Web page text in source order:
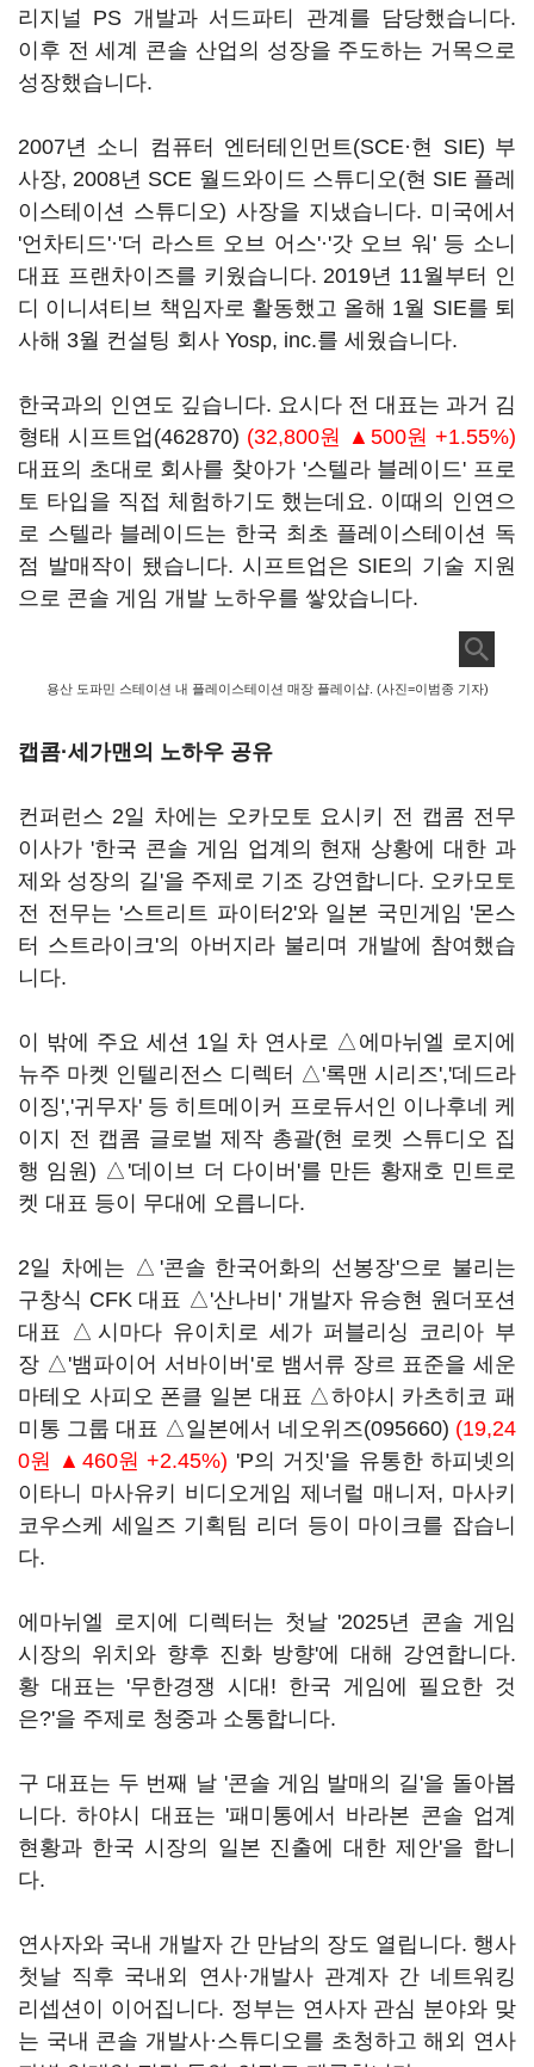
리지널 PS 개발과 서드파티 관계를 담당했습니다.
이후 전 세계 콘솔 산업의 성장을 주도하는 거목으로
성장했습니다.
2007년 소니 컴퓨터 엔터테인먼트(SCE·현 SIE) 부
사장, 2008년 SCE 월드와이드 스튜디오(현 SIE 플레
이스테이션 스튜디오) 사장을 지냈습니다. 미국에서
'언차티드'·'더 라스트 오브 어스'·'갓 오브 워' 등 소니
대표 프랜차이즈를 키웠습니다. 2019년 11월부터 인
디 이니셔티브 책임자로 활동했고 올해 1월 SIE를 퇴
사해 3월 컨설팅 회사 Yosp, inc.를 세웠습니다.
한국과의 인연도 깊습니다. 요시다 전 대표는 과거 김
형태 시프트업(462870) (32,800원 ▲500원 +1.55%)
대표의 초대로 회사를 찾아가 '스텔라 블레이드' 프로
토 타입을 직접 체험하기도 했는데요. 이때의 인연으
로 스텔라 블레이드는 한국 최초 플레이스테이션 독
점 발매작이 됐습니다. 시프트업은 SIE의 기술 지원
으로 콘솔 게임 개발 노하우를 쌓았습니다.
용산 도파민 스테이션 내 플레이스테이션 매장 플레이샵. (사진=이범종 기자)
캡콤·세가맨의 노하우 공유
컨퍼런스 2일 차에는 오카모토 요시키 전 캡콤 전무
이사가 '한국 콘솔 게임 업계의 현재 상황에 대한 과
제와 성장의 길'을 주제로 기조 강연합니다. 오카모토
전 전무는 '스트리트 파이터2'와 일본 국민게임 '몬스
터 스트라이크'의 아버지라 불리며 개발에 참여했습
니다.
이 밖에 주요 세션 1일 차 연사로 △에마뉘엘 로지에
뉴주 마켓 인텔리전스 디렉터 △'록맨 시리즈','데드라
이징','귀무자' 등 히트메이커 프로듀서인 이나후네 케
이지 전 캡콤 글로벌 제작 총괄(현 로켓 스튜디오 집
행 임원) △'데이브 더 다이버'를 만든 황재호 민트로
켓 대표 등이 무대에 오릅니다.
2일 차에는 △'콘솔 한국어화의 선봉장'으로 불리는
구창식 CFK 대표 △'산나비' 개발자 유승현 원더포션
대표 △시마다 유이치로 세가 퍼블리싱 코리아 부
장 △'뱀파이어 서바이버'로 뱀서류 장르 표준을 세운
마테오 사피오 폰클 일본 대표 △하야시 카츠히코 패
미통 그룹 대표 △일본에서 네오위즈(095660) (19,24
0원 ▲460원 +2.45%) 'P의 거짓'을 유통한 하피넷의
이타니 마사유키 비디오게임 제너럴 매니저, 마사키
코우스케 세일즈 기획팀 리더 등이 마이크를 잡습니
다.
에마뉘엘 로지에 디렉터는 첫날 '2025년 콘솔 게임
시장의 위치와 향후 진화 방향'에 대해 강연합니다.
황 대표는 '무한경쟁 시대! 한국 게임에 필요한 것
은?'을 주제로 청중과 소통합니다.
구 대표는 두 번째 날 '콘솔 게임 발매의 길'을 돌아봅
니다. 하야시 대표는 '패미통에서 바라본 콘솔 업계
현황과 한국 시장의 일본 진출에 대한 제안'을 합니
다.
연사자와 국내 개발자 간 만남의 장도 열립니다. 행사
첫날 직후 국내외 연사·개발사 관계자 간 네트워킹
리셉션이 이어집니다. 정부는 연사자 관심 분야와 맞
는 국내 콘솔 개발사·스튜디오를 초청하고 해외 연사